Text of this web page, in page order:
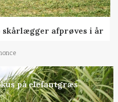
afprøves i år
på elefantgræs